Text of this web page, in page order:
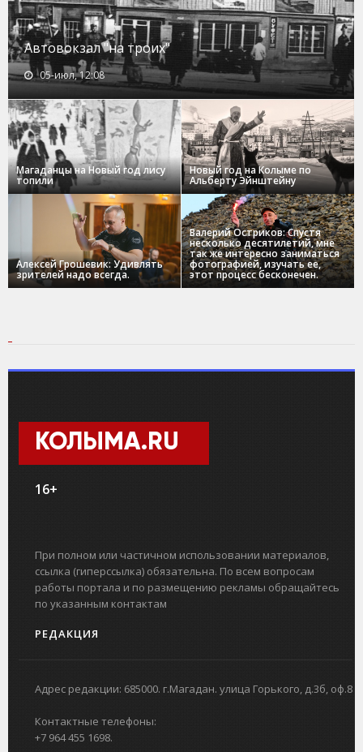
Автовокзал "на троих"
05-июл, 12:08
Магаданцы на Новый год лису
топили
Новый год на Колыме по
Альберту Эйнштейну
Алексей Грошевик: Удивлять
зрителей надо всегда.
Валерий Остриков: Спустя
несколько десятилетий, мне
так же интересно заниматься
фотографией, изучать ее,
этот процесс бесконечен.
КОЛЫМА.RU
16+
При полном или частичном использовании материалов,
ссылка (гиперссылка) обязательна. По всем вопросам
работы портала и по размещению рекламы обращайтесь
по указанным контактам
РЕДАКЦИЯ
Адрес редакции: 685000. г.Магадан. улица Горького, д.3б, оф.8
Контактные телефоны:
+7 964 455 1698.